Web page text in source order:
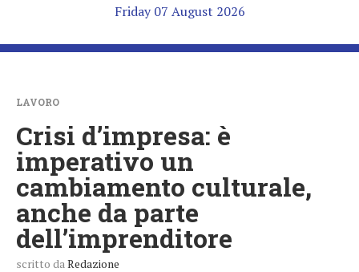
Friday 07 August 2026
LAVORO
Crisi d’impresa: è
imperativo un
cambiamento culturale,
anche da parte
dell’imprenditore
scritto da Redazione